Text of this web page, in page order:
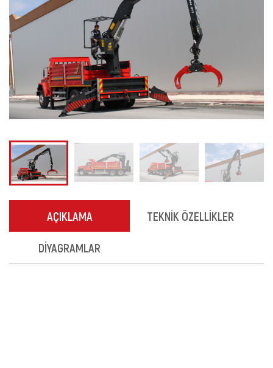
AÇIKLAMA TEKNİK ÖZELLİKLER
DİYAGRAMLAR